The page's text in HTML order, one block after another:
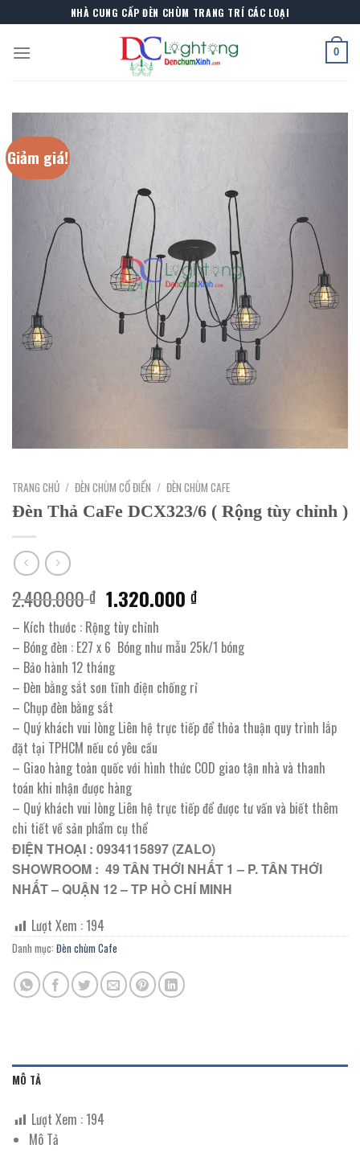
to
content
NHÀ CUNG CẤP ĐÈN CHÙM TRANG TRÍ CÁC LOẠI
0
Giảm giá!
TRANG CHỦ / ĐÈN CHÙM CỔ ĐIỂN / ĐÈN CHÙM CAFE
Đèn Thả CaFe DCX323/6 ( Rộng tùy chỉnh )
2.400.000₫ Giá
gốc
là:
2.400.000 ₫.
1.320.000₫Giá
tại
là:
1.320.000 ₫.
– Kích thước : Rộng tùy chỉnh
– Bóng đèn : E27 x 6 Bóng như mẫu 25k/1 bóng
– Bảo hành 12 tháng
– Đèn bằng sắt sơn tĩnh điện chống rỉ
– Chụp đèn bằng sắt
– Quý khách vui lòng Liên hệ trực tiếp để thỏa thuận quy trình lắp
đặt tại TPHCM nếu có yêu cầu
– Giao hàng toàn quốc với hình thức COD giao tận nhà và thanh
toán khi nhận được hàng
– Quý khách vui lòng Liên hệ trực tiếp để được tư vấn và biết thêm
chi tiết về sản phẩm cụ thể
ĐIỆN THOẠI : 0934115897 (ZALO)
SHOWROOM : 49 TÂN THỚI NHẤT 1 – P. TÂN THỚI
NHẤT – QUẬN 12 – TP HỒ CHÍ MINH
Lượt Xem :194
Danh mục: Đèn chùm Cafe
MÔ TẢ
Lượt Xem :194
Mô Tả